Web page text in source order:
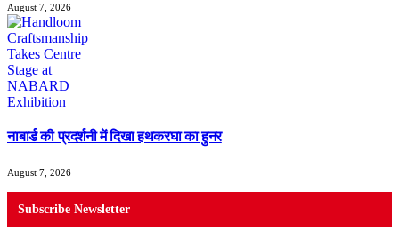
August 7, 2026
नाबार्ड की प्रदर्शनी में दिखा हथकरघा का हुनर
August 7, 2026
Subscribe Newsletter